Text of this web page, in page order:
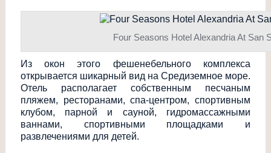
Four Seasons Hotel Alexandria At San
Из окон этого фешенебельного комплекса
открывается шикарный вид на Средиземное море.
Отель располагает собственным песчаным
пляжем, ресторанами, спа-центром, спортивным
клубом, парной и сауной, гидромассажными
ваннами, спортивными площадками и
развлечениями для детей.